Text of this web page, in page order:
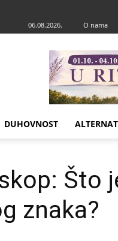
06.08.2026. O nama
DUHOVNOST
Što
znaka?